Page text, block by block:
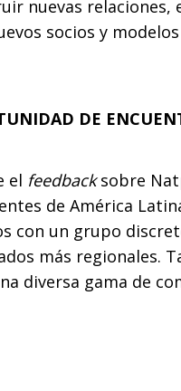
nuevas relaciones,
socios y
DE
el feedbacksobre
de América
con un grupo
más regionales.
diversa gama de